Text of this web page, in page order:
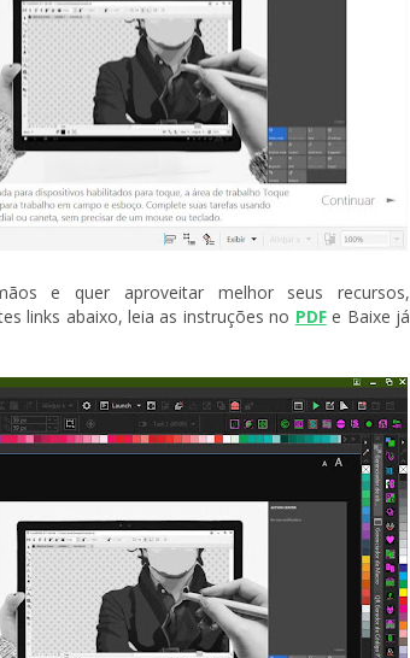
e quer aproveitar melhor seus recursos,
links abaixo, leia as instruções no PDFe Baixe já